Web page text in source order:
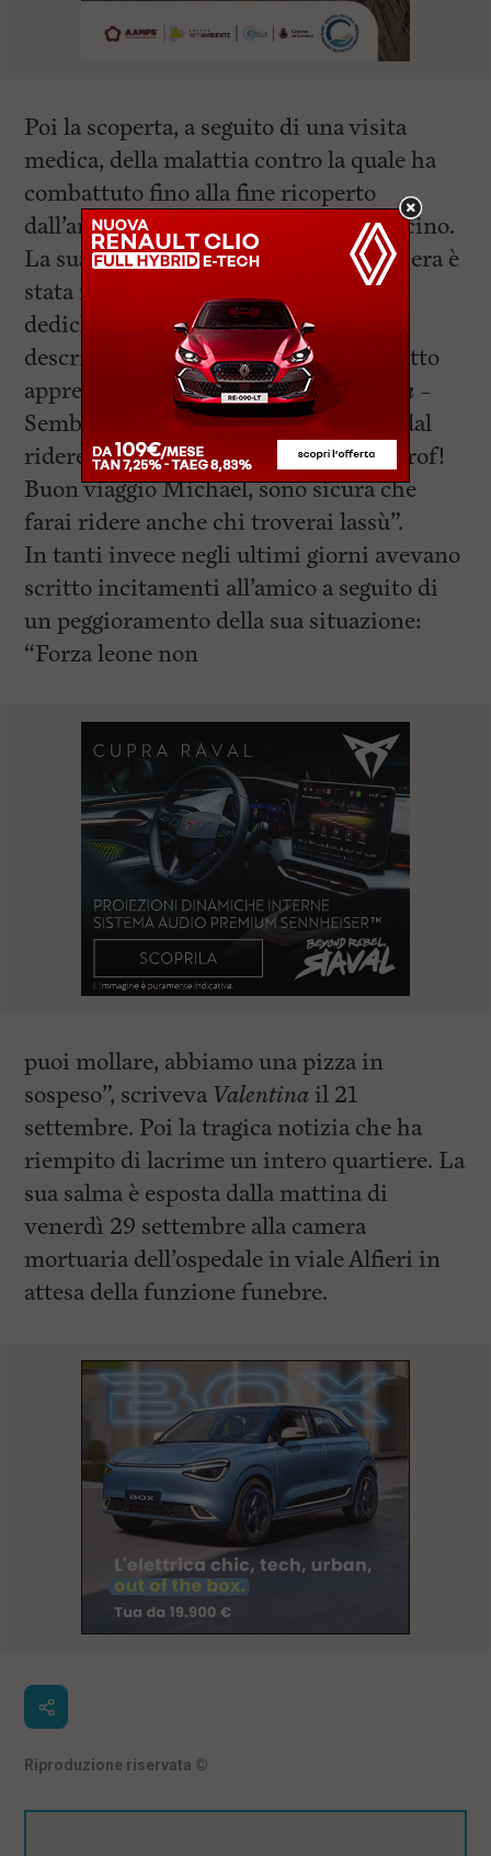
Poi la scoperta, a seguito di una visita
medica, della malattia contro la quale ha
combattuto fino alla fine ricoperto
dall’amore di chi gli è sempre stato vicino.
La sua bacheca facebook
da giovedì sera è
stata inondata di messaggi di saluto e
dediche. “Non trovo le parole per
descrivere quanto dispiacere mi ha fatto
apprendere la notizia -scriveLaryssha –
Sembra ieri quando ci facevi morire dal
ridere in classe facendo i dispetti ai prof!
Buon viaggio Michael, sono sicura che
farai ridere anche chi troverai lassù”.
In tanti invece negli ultimi giorni avevano
scritto incitamenti all’amico a seguito di
un peggioramento della sua situazione:
“Forza leone non
puoi mollare, abbiamo una pizza in
sospeso”, scriveva Valentina il 21
settembre. Poi la tragica notizia che ha
riempito di lacrime un intero quartiere. La
sua salma è esposta dalla mattina di
venerdì 29 settembre alla camera
mortuaria dell’ospedale in viale Alfieri in
attesa della funzione funebre.
Riproduzione riservata ©